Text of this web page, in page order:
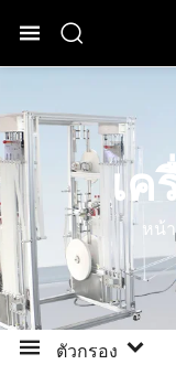
เค
หน้
ตัวกรอง